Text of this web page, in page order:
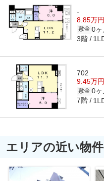
-
8.85万円
敷金 0ヶ
3階
702
9.45万円
敷金 0ヶ
7階
エリアの近い物件